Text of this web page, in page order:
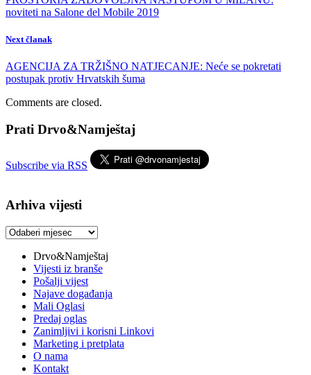
noviteti na Salone del Mobile 2019
Next članak
AGENCIJA ZA TRŽIŠNO NATJECANJE: Neće se pokretati
postupak protiv Hrvatskih šuma
Comments are closed.
Prati Drvo&Namještaj
Subscribe via RSS
Arhiva vijesti
Arhiva
Drvo&Namještaj
Vijesti iz branše
Pošalji vijest
Najave događanja
Mali Oglasi
Predaj oglas
Zanimljivi i korisni Linkovi
Marketing i pretplata
O nama
Kontakt